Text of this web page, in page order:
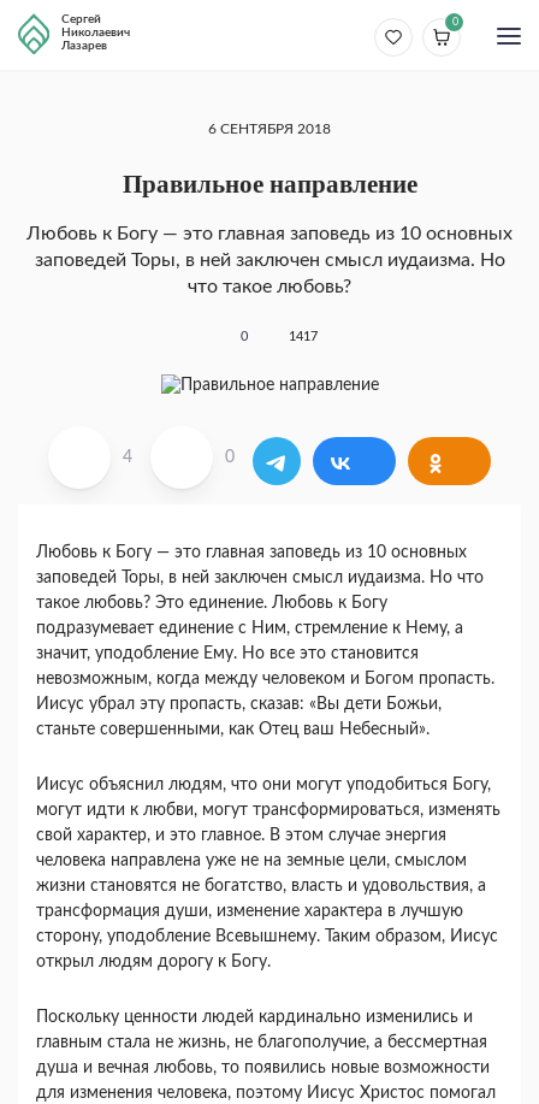
Сергей
Николаевич
Лазарев
0
6 СЕНТЯБРЯ 2018
Правильное направление
Любовь к Богу — это главная заповедь из 10 основных
заповедей Торы, в ней заключен смысл иудаизма. Но
что такое любовь?
0 1417
4 0
Любовь к Богу — это главная заповедь из 10 основных
заповедей Торы, в ней заключен смысл иудаизма. Но что
такое любовь? Это единение. Любовь к Богу
подразумевает единение с Ним, стремление к Нему, а
значит, уподобление Ему. Но все это становится
невозможным, когда между человеком и Богом пропасть.
Иисус убрал эту пропасть, сказав: «Вы дети Божьи,
станьте совершенными, как Отец ваш Небесный».
Иисус объяснил людям, что они могут уподобиться Богу,
могут идти к любви, могут трансформироваться, изменять
свой характер, и это главное. В этом случае энергия
человека направлена уже не на земные цели, смыслом
жизни становятся не богатство, власть и удовольствия, а
трансформация души, изменение характера в лучшую
сторону, уподобление Всевышнему. Таким образом, Иисус
открыл людям дорогу к Богу.
Поскольку ценности людей кардинально изменились и
главным стала не жизнь, не благополучие, а бессмертная
душа и вечная любовь, то появились новые возможности
для изменения человека, поэтому Иисус Христос помогал